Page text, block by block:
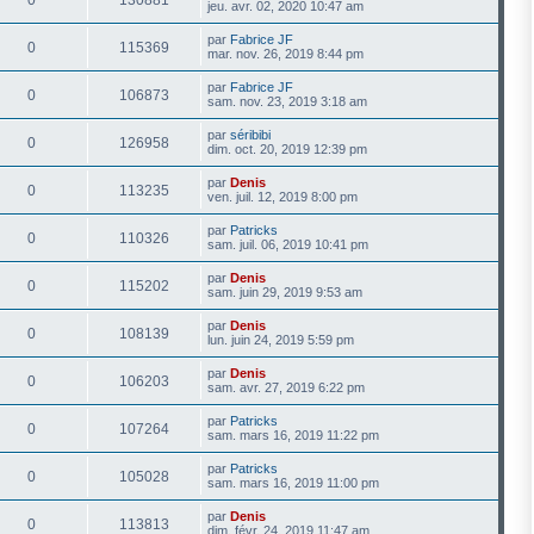
jeu. avr. 02, 2020 10:47 am
0 115369 par Fabrice JF
mar. nov. 26, 2019 8:44 pm
0 106873 par Fabrice JF
sam. nov. 23, 2019 3:18 am
0 126958 par séribibi
dim. oct. 20, 2019 12:39 pm
0 113235 par Denis
ven. juil. 12, 2019 8:00 pm
0 110326 par Patricks
sam. juil. 06, 2019 10:41 pm
0 115202 par Denis
sam. juin 29, 2019 9:53 am
0 108139 par Denis
lun. juin 24, 2019 5:59 pm
0 106203 par Denis
sam. avr. 27, 2019 6:22 pm
0 107264 par Patricks
sam. mars 16, 2019 11:22 pm
0 105028 par Patricks
sam. mars 16, 2019 11:00 pm
0 113813 par Denis
dim. févr. 24, 2019 11:47 am